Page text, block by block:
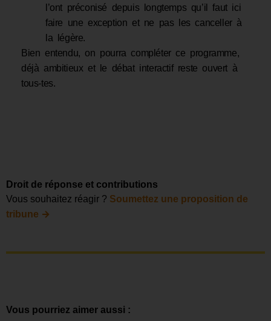
l’ont préconisé depuis longtemps qu’il faut ici
faire une exception et ne pas les canceller à
la légère.
Bien entendu, on pourra compléter ce programme,
déjà ambitieux et le débat interactif reste ouvert à
tous-tes.
Droit de réponse et contributions
Vous souhaitez réagir ? Soumettez une proposition de
tribune →
Vous pourriez aimer aussi :